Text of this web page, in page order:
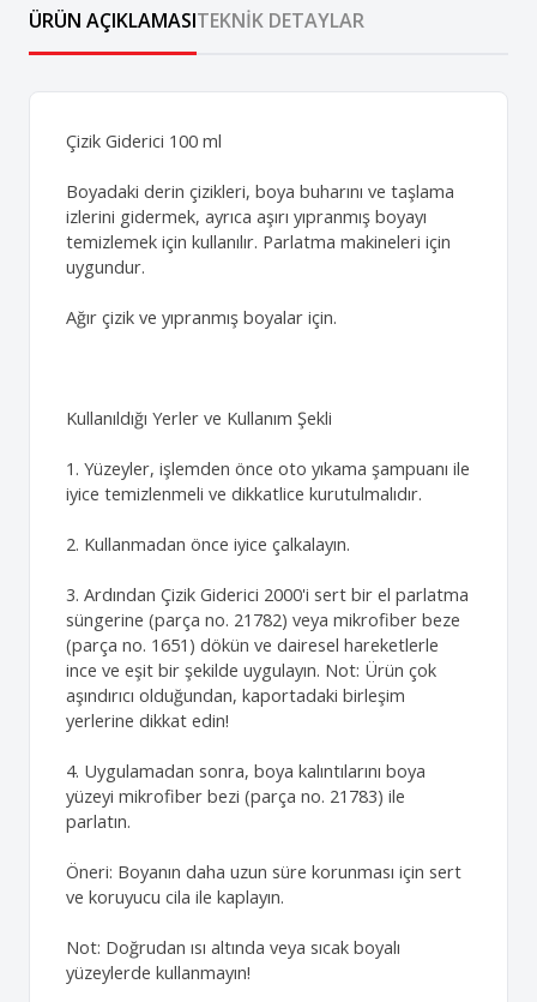
ÜRÜN AÇIKLAMASITEKNIK DETAYLAR
Çizik Giderici 100 ml
Boyadaki derin çizikleri, boya buharını ve taşlama
izlerini gidermek, ayrıca aşırı yıpranmış boyayı
temizlemek için kullanılır. Parlatma makineleri için
uygundur.
Ağır çizik ve yıpranmış boyalar için.
Kullanıldığı Yerler ve Kullanım Şekli
1. Yüzeyler, işlemden önce oto yıkama şampuanı ile
iyice temizlenmeli ve dikkatlice kurutulmalıdır.
2. Kullanmadan önce iyice çalkalayın.
3. Ardından Çizik Giderici 2000'i sert bir el parlatma
süngerine (parça no. 21782) veya mikrofiber beze
(parça no. 1651) dökün ve dairesel hareketlerle
ince ve eşit bir şekilde uygulayın. Not: Ürün çok
aşındırıcı olduğundan, kaportadaki birleşim
yerlerine dikkat edin!
4. Uygulamadan sonra, boya kalıntılarını boya
yüzeyi mikrofiber bezi (parça no. 21783) ile
parlatın.
Öneri: Boyanın daha uzun süre korunması için sert
ve koruyucu cila ile kaplayın.
Not: Doğrudan ısı altında veya sıcak boyalı
yüzeylerde kullanmayın!